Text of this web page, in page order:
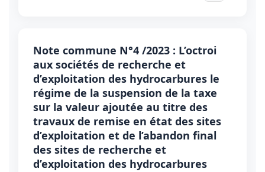
Note commune N°4 /2023 : L’octroi
aux sociétés de recherche et
d’exploitation des hydrocarbures le
régime de la suspension de la taxe
sur la valeur ajoutée au titre des
travaux de remise en état des sites
d’exploitation et de l’abandon final
des sites de recherche et
d’exploitation des hydrocarbures